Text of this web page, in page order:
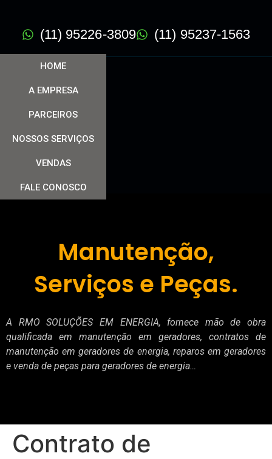
(11) 95226-3809 (11) 95237-1563
HOME
A EMPRESA
PARCEIROS
NOSSOS SERVIÇOS
VENDAS
FALE CONOSCO
Manutenção,
Serviços e Peças.
A RMO SOLUÇÕES EM ENERGIA, fornece mão de obra
qualificada em manutenção em geradores, contratos de
manutenção em geradores de energia, reparos em geradores
e venda de peças para geradores de energia…
Contrato de